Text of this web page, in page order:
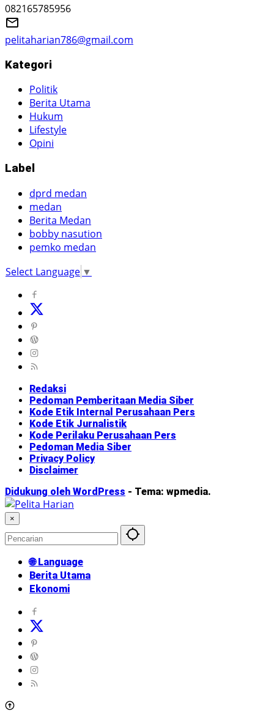
082165785956
pelitaharian786@gmail.com
Kategori
Politik
Berita Utama
Hukum
Lifestyle
Opini
Label
dprd medan
medan
Berita Medan
bobby nasution
pemko medan
Select Language ▼
Redaksi
Pedoman Pemberitaan Media Siber
Kode Etik Internal Perusahaan Pers
Kode Etik Jurnalistik
Kode Perilaku Perusahaan Pers
Pedoman Media Siber
Privacy Policy
Disclaimer
Didukung oleh WordPress - Tema: wpmedia.
×
🌐 Language
Berita Utama
Ekonomi